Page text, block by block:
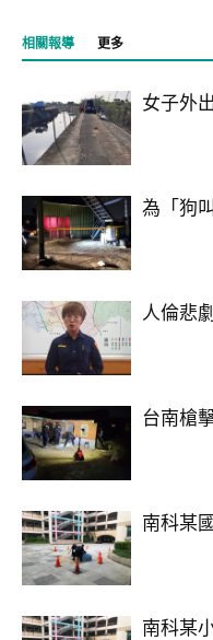
相關報導 更多
女子外
為「狗
人倫悲
台南槍
南科某
南科某